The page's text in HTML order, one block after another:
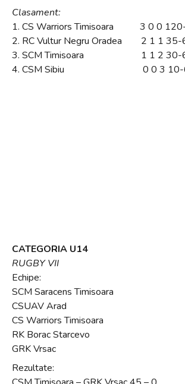
Clasament:
1. CS Warriors Timisoara 3 0 0
2. RC Vultur Negru Oradea 2 1 1
3. SCM Timisoara 1 1 2 30-
4. CSM Sibiu 0 0 3 10-
CATEGORIA U14
RUGBY VII
Echipe:
SCM Saracens Timisoara
CSUAV Arad
CS Warriors Timisoara
RK Borac Starcevo
GRK Vrsac
Rezultate: